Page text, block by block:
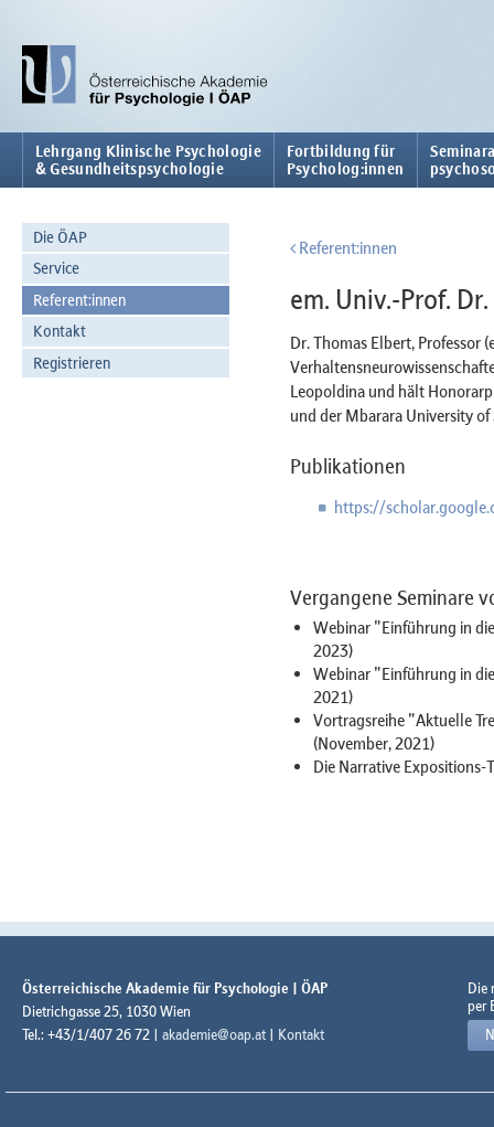
Lehrgang Klinische Psychologie
& Gesundheitspsychologie
Fortbildung für
Psycholog:innen
Die ÖAP
Service
Referent:innen
Kontakt
Registrieren
Referent:innen
em. Univ.-Prof.
Dr. Thomas Elbert, Professor
Leopoldina und hält
und der Mbarara University
Publikationen
https://
Vergangene Seminare
Webinar "Einführung in
2023)
Webinar "Einführung in
2021)
Vortragsreihe "Aktuelle
(November, 2021)
Die Narrative Expositions-
Österreichische Akademie für Psychologie | ÖAP
Dietrichgasse 25, 1030 Wien
Tel.: +43/1/407 26 72 | akademie@oap.at | Kontakt
Die
per